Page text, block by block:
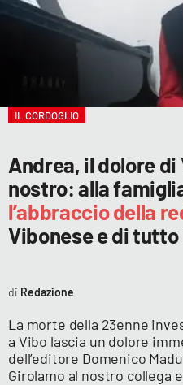
IL CORDOGLIO
Andrea, il dolore di
nostro: alla
l’abbraccio della
Vibonese e di tutto
La morte della 23enne
a Vibo lascia un dolore
dell’editore Domenico
Girolamo al nostro collega
Redazione